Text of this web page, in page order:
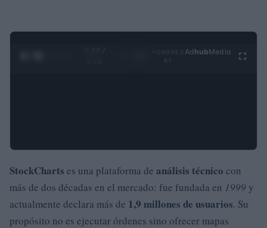
0:29 /
Ad hubMedia
StockCharts es una plataforma de análisis técnico con
más de dos décadas en el mercado: fue fundada en 1999 y
actualmente declara más de 1,9 millones de usuarios. Su
propósito no es ejecutar órdenes sino ofrecer mapas